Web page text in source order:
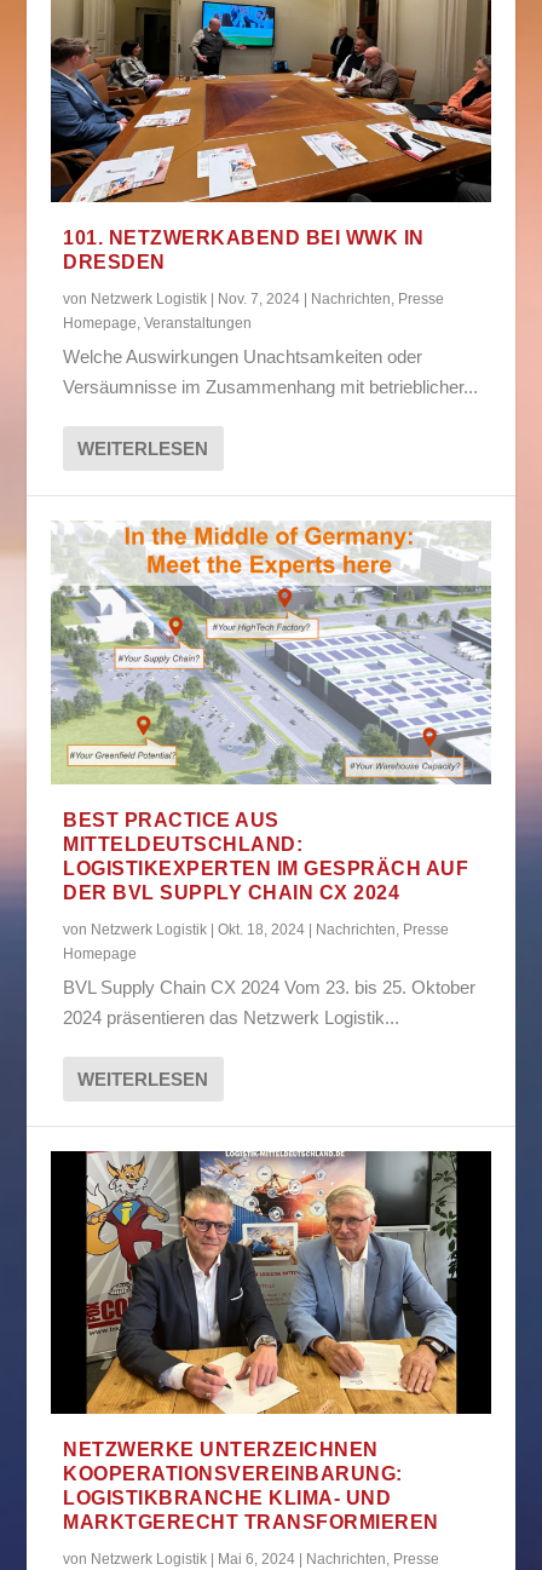
101. NETZWERKABEND BEI WWK IN
DRESDEN
von Netzwerk Logistik | Nov. 7, 2024 | Nachrichten Presse
Homepage ,Veranstaltungen
Welche Auswirkungen Unachtsamkeiten oder
Versäumnisse im Zusammenhang mit betrieblicher...
WEITERLESEN
BEST PRACTICE AUS
MITTELDEUTSCHLAND:
LOGISTIKEXPERTEN IM GESPRÄCH AUF
DER BVL SUPPLY CHAIN CX 2024
von Netzwerk Logistik |Okt. 18, 2024 | Nachrichten Presse
Homepage
BVL Supply Chain CX 2024 Vom 23. bis 25. Oktober
2024 präsentieren das Netzwerk Logistik...
WEITERLESEN
NETZWERKE UNTERZEICHNEN
KOOPERATIONSVEREINBARUNG:
LOGISTIKBRANCHE KLIMA- UND
MARKTGERECHT TRANSFORMIEREN
von Netzwerk Logistik Mai 6, 2024 Nachrichten, Presse